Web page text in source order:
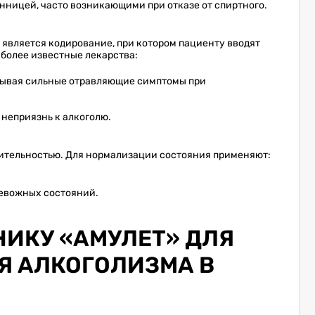
часто возникающими при отказе от спиртного.
кодирование, при котором пациенту вводят
известные лекарства:
сильные отравляющие симптомы при
к алкоголю.
Для нормализации состояния применяют:
состояний.
«АМУЛЕТ» ДЛЯ
АЛКОГОЛИЗМА В